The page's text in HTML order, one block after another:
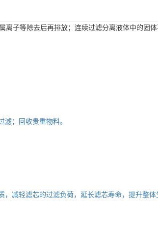
子等除去后再排放；连续过滤分离液体中的固
；回收贵重物料。
减轻滤芯的过滤负荷，延长滤芯寿命，提升整体